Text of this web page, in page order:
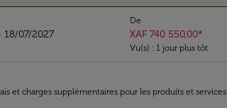
18/07/2027
De
XAF 740 550,00*
Vu(s) : 1 jour plus tôt
et charges supplémentaires pour les produits et services